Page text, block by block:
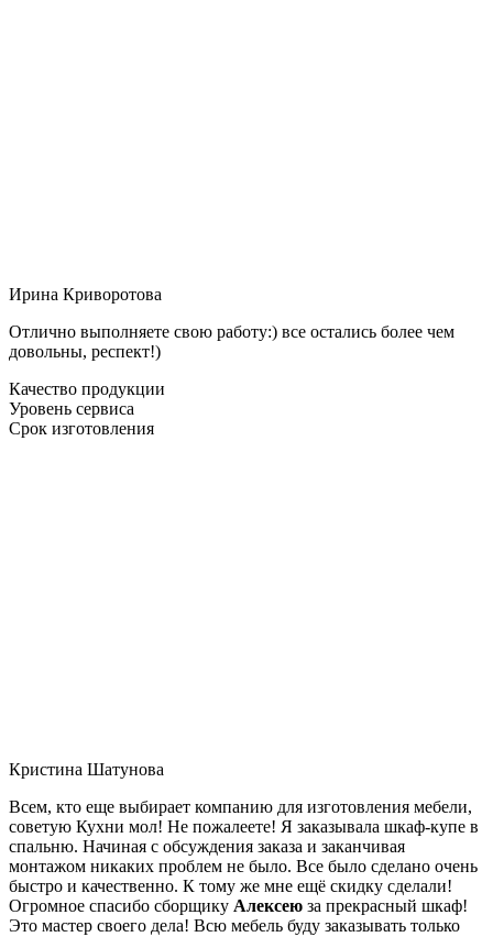
Ирина Криворотова
Отлично выполняете свою работу:) все остались более чем
довольны, респект!)
Качество продукции
Уровень сервиса
Срок изготовления
Кристина Шатунова
Всем, кто еще выбирает компанию для изготовления мебели,
советую Кухни мол! Не пожалеете! Я заказывала шкаф-купе в
спальню. Начиная с обсуждения заказа и заканчивая
монтажом никаких проблем не было. Все было сделано очень
быстро и качественно. К тому же мне ещё скидку сделали!
Огромное спасибо сборщику Алексею за прекрасный шкаф!
Это мастер своего дела! Всю мебель буду заказывать только